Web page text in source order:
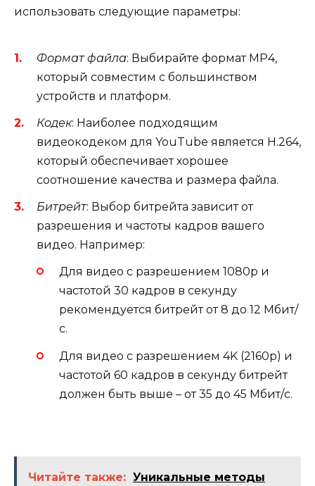
использовать следующие параметры:
Формат файла: Выбирайте формат MP4,
который совместим с большинством
устройств и платформ.
Кодек: Наиболее подходящим
видеокодеком для YouTube является H.264,
который обеспечивает хорошее
соотношение качества и размера файла.
Битрейт: Выбор битрейта зависит от
разрешения и частоты кадров вашего
видео. Например:
Для видео с разрешением 1080p и
частотой 30 кадров в секунду
рекомендуется битрейт от 8 до 12 Мбит/
с.
Для видео с разрешением 4K (2160p) и
частотой 60 кадров в секунду битрейт
должен быть выше – от 35 до 45 Мбит/с.
Читайте также: Уникальные методы